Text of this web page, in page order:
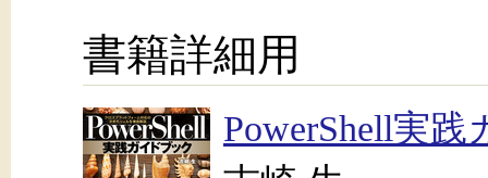
書籍詳細用
PowerShell実